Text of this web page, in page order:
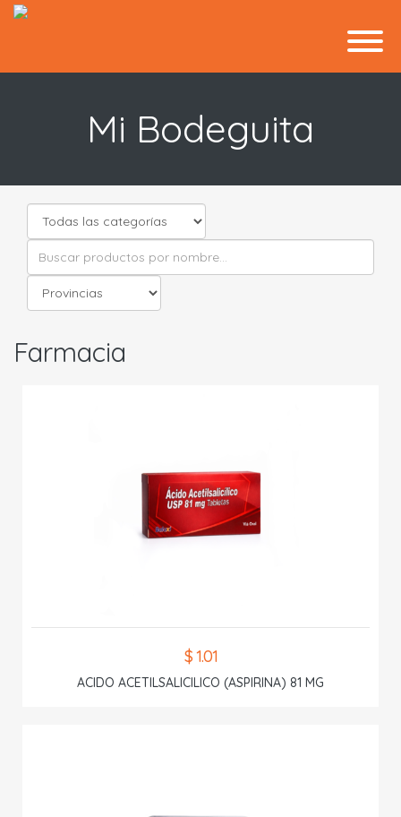
Mi Bodeguita
Farmacia
$ 1.01
ACIDO ACETILSALICILICO (ASPIRINA) 81 MG